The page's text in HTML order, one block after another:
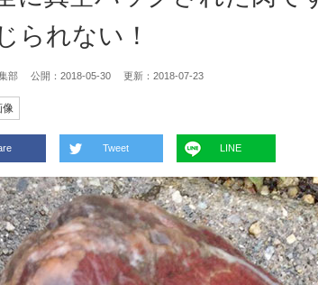
られない！
部 公開： 2018-05-30 更新： 2018-07-23
像
Tweet LINE